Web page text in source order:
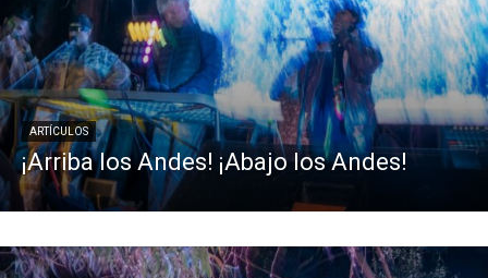
ARTÍCULOS
¡Arriba los Andes! ¡Abajo los Andes!